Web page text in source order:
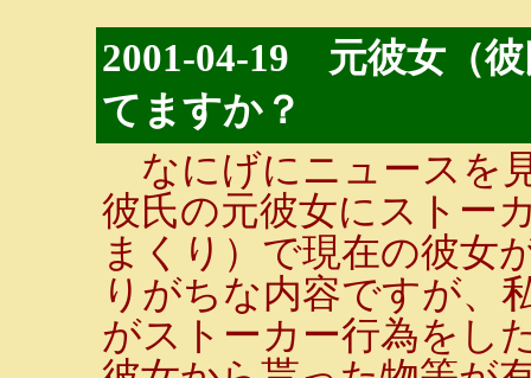
2001-04-19 元彼女（
てますか？
なにげにニュースを
彼氏の元彼女にストー
まくり）で現在の彼女
りがちな内容ですが、
がストーカー行為をし